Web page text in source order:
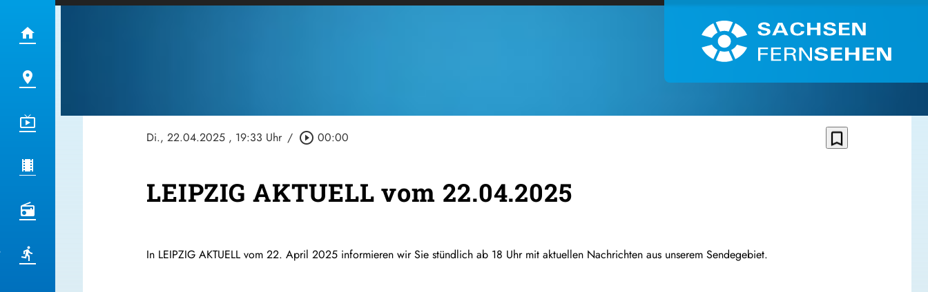
Di., 22.04.2025 , 19:33 Uhr / play_circle_outline 00:00 bookmark_border
LEIPZIG AKTUELL vom 22.04.2025
In LEIPZIG AKTUELL vom 22. April 2025 informieren wir Sie stündlich ab 18 Uhr mit aktuellen Nachrichten aus unserem Sendegebiet.